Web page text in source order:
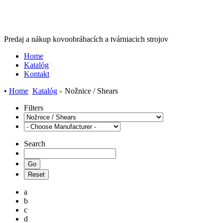
Predaj a nákup kovoobrábacích a tvárniacich strojov
Home
Katalóg
Kontakt
• Home Katalóg
Nožnice / Shears
Filters
Search
a
b
c
d